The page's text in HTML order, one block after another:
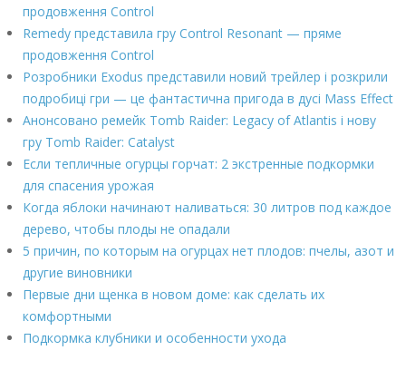
продовження Control
Remedy представила гру Control Resonant — пряме
продовження Control
Розробники Exodus представили новий трейлер і розкрили
подробиці гри — це фантастична пригода в дусі Mass Effect
Анонсовано ремейк Tomb Raider: Legacy of Atlantis і нову
гру Tomb Raider: Catalyst
Если тепличные огурцы горчат: 2 экстренные подкормки
для спасения урожая
Когда яблоки начинают наливаться: 30 литров под каждое
дерево, чтобы плоды не опадали
5 причин, по которым на огурцах нет плодов: пчелы, азот и
другие виновники
Первые дни щенка в новом доме: как сделать их
комфортными
Подкормка клубники и особенности ухода